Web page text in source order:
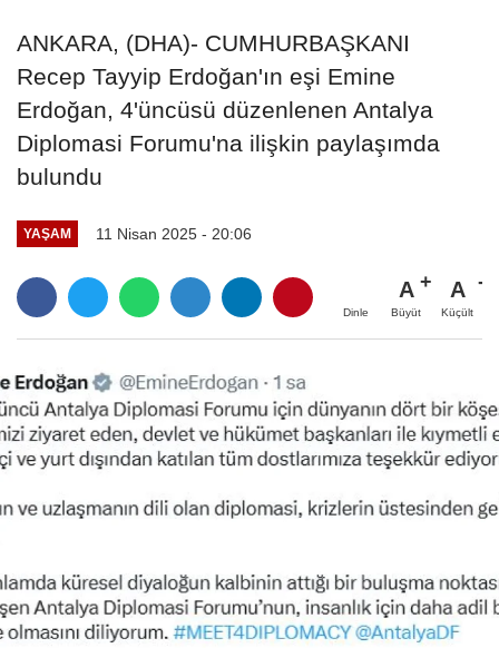
ANKARA, (DHA)- CUMHURBAŞKANI
Recep Tayyip Erdoğan'ın eşi Emine
Erdoğan, 4'üncüsü düzenlenen Antalya
Diplomasi Forumu'na ilişkin paylaşımda
bulundu
YAŞAM 11 Nisan 2025 - 20:06
Dinle
A
Büyüt
A
Küçült